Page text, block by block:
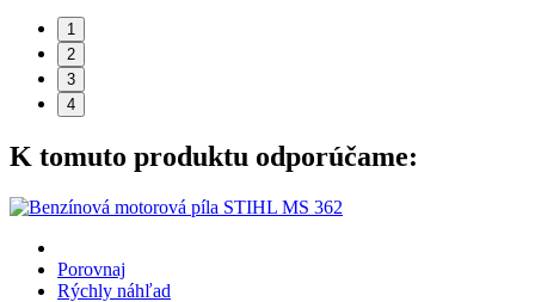
1
2
3
4
K tomuto produktu odporúčame:
Porovnaj
Rýchly náhľad